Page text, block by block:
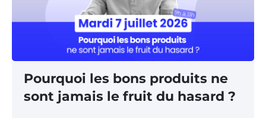
Pourquoi les bons produits ne
sont jamais le fruit du hasard ?